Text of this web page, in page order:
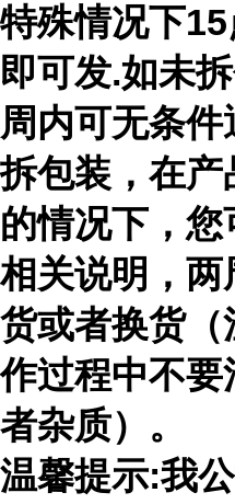
特殊情况下
即可发.如未
周内可无条
拆包装，在
的情况下，
相关说明，两
货或者换货
作过程中不
者杂质）。
温馨提示:我